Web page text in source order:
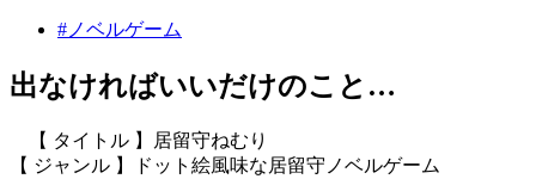
#ノベルゲーム
出なければいいだけのこと…
【 タイトル 】居留守ねむり
【 ジャンル 】ドット絵風味な居留守ノベルゲーム